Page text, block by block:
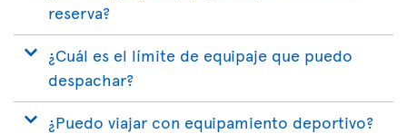
reserva?
¿Cuál es el límite de equipaje que puedo
despachar?
¿Puedo viajar con equipamiento deportivo?